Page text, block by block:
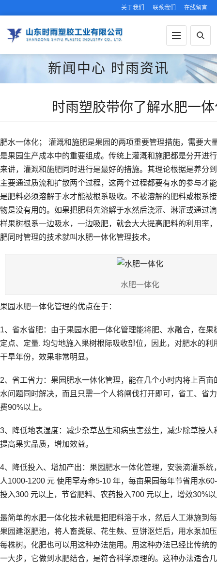
关于我们 联系我们 在线留言
新闻中心 时雨资讯
时雨塑胶带你了解水肥一
肥水一体化； 灌溉和施肥是果园的两项重要管理措施，需要大
是果园生产成本中的重要组成。传统上灌溉和施肥都是分开进
来讲，灌溉和施肥同时进行是最好的措施。其理论根据是养分
主要通过质流和扩散两个过程，这两个过程都要有水的参与才
是肥料必须溶解于水才能被根系吸收。不被溶解的肥料或根系
物是没有用的。如果把肥料先溶解于水然后浇灌、淋灌或通过
样果树根系一边吸水，一边吸肥，就会大大提高肥料的利用率
肥同时管理的技术就叫水肥一体化管理技术。
水肥一体化
果园水肥一体化管理的优点在于：
1、省水省肥：由于果园水肥一体化管理能将肥、水融合，在果
定点、定量. 均匀地施入果树根际吸收部位，因此，对肥水的利
干旱年份，效果非常明显。
2、省工省力：果园肥水一体化管理，能在几个小时内将上百亩
水问题同时解决，而且只需一个人将闸伐打开即可，省工、省
费90%以上。
3、降低地表湿度：减少杂草丛生和病虫害兹生，减少除草投人
提高果实品质，增加效益。
4、降低投入、增加产出：果园肥水一体化管理，安装滴灌系统
人1000-1200 元 使用罕寿命5-10 年，每亩果园每年节省用水
投入300 元以上，节省肥料、农药投入700 元以上，增效30%
最简单的水肥一体化技术就是把肥料溶于水，然后人工淋施到
果园建沤肥池，将人畜粪尿、花生麸、豆饼沤烂后，用水泵加
每株树。化肥也可以用这种办法施用。用这种办法已经比传统
一大步，它做到水肥结合，是符合科学原理的。这种办法适合